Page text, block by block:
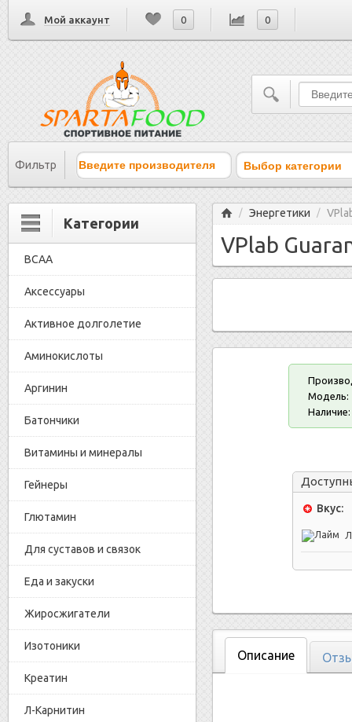
Мой аккаунт 0 0
Фильтр Выбор категории
Категории
BCAA
Аксессуары
Активное долголетие
Аминокислоты
Аргинин
Батончики
Витамины и минералы
Гейнеры
Глютамин
Для суставов и связок
Еда и закуски
Жиросжигатели
Изотоники
Креатин
Л-Карнитин
Главная
/ Энергетики /
VPlab
Модель:
Наличие:
Вкус:
Описание